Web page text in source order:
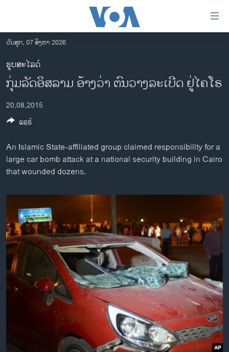
ເຂົ້າ
ຫາ
ຂ້າມ
ຂ້າມ
ຂ້າມ
ໄປ
ຫາ
ຄົ້ນ
ລາວ
ອາເມຣິກາ
ການເລືອກຕັ້ງ ປະທານາທີບໍດີ ສະຫະລັດ 2024
ຂ່າວ​ຈີນ
ໂລກ
ເອເຊຍ
ຊຸມຊົນຊາວລາວ
ວິທະຍາສາດ-ເທັກໂນໂລຈີ
ທຸລະກິດ
ພາສາອັງກິດ
ວີດີໂອ
ຕິດຕາມພວກເຮົາ ທີ່
ວັນສຸກ, 07 ສິງຫາ 2026
ຮູບສະໄລດ໌
ກຸ່ມລັດອິສລາມ ອ້າງວ່າ ຕົນວາງລະເບີດ ຢູ່ໄຄໂຣ
20,08,2015
An Islamic State-affiliated group claimed responsibility for a
large car bomb attack at a national security building in Cairo
that wounded dozens.
ແຊຣ໌